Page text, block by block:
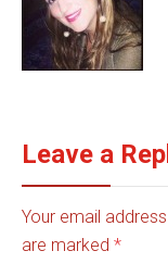
Leave a
Your email
are marked *